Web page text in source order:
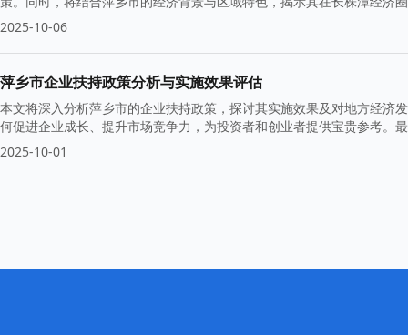
2025-10-06
萍乡市企业扶持政策分析与实施效果评估
本文将深入分析萍乡市的企业扶持政策，探讨其实施效果及对地方经济
何促进企业成长、提升市场竞争力，为投资者和创业者提供宝贵参考。
2025-10-01